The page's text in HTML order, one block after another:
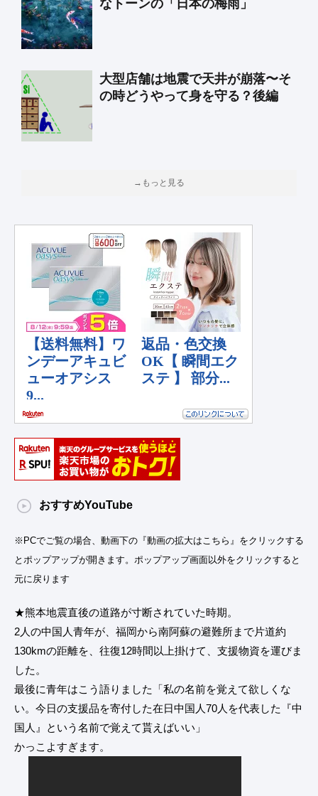
なトーンの「日本の梅雨」
大型店舗は地震で天井が崩落〜そ
の時どうやって身を守る？後編
→もっと見る
おすすめYouTube
※PCでご覧の場合、動画下の『動画の拡大はこちら』をクリックする
とポップアップが開きます。ポップアップ画面以外をクリックすると
元に戻ります
★熊本地震直後の道路が寸断されていた時期。
2人の中国人青年が、福岡から南阿蘇の避難所まで片道約
130kmの距離を、往復12時間以上掛けて、支援物資を運びま
した。
最後に青年はこう語りました「私の名前を覚えて欲しくな
い。今日の支援品を寄付した在日中国人70人を代表した『中
国人』という名前で覚えて貰えばいい」
かっこよすぎます。